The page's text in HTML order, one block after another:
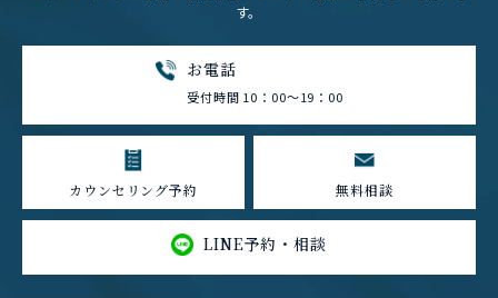
す。
お電話
受付時間 10：00～19：00
カウンセリング予約 無料相談
LINE予約・相談